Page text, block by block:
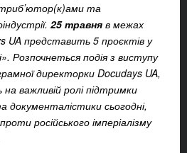
та
25 травня в межах
UA представить 5 проєктів у
Розпочнеться подія з виступу
директорки Docudays UA,
важливій ролі підтримки
документалістики сьогодні,
російського імперіалізму